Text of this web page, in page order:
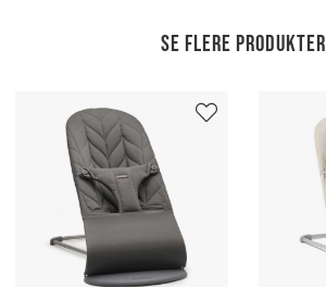
Se flere produkter